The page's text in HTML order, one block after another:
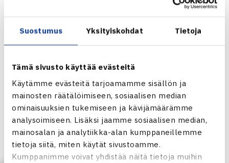
Suostumus Yksityiskohdat Tietoja
Tämä sivusto käyttää evästeitä
Käytämme evästeitä tarjoamamme sisällön ja
mainosten räätälöimiseen, sosiaalisen median
ominaisuuksien tukemiseen ja kävijämäärämme
analysoimiseen. Lisäksi jaamme sosiaalisen median,
mainosalan ja analytiikka-alan kumppaneillemme
tietoja siitä, miten käytät sivustoamme.
Kumppanimme voivat yhdistää näitä tietoja muihin
sijoittamattomana suoraan pääsarjassa, jonka kaavioita ei
$15,000 ITF-TURNAUS, ITALIA
$15,000 ITF-TURNAUS, TSEKKI